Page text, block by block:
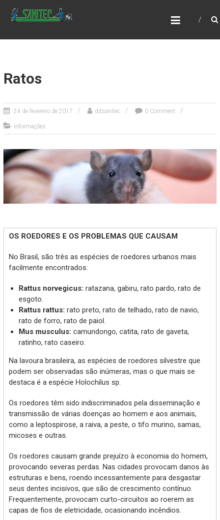
SANITEC DEDETIZADORA
Ratos
24 de fevereiro de 2017 ddsanitec 0 Comment
Informações
OS ROEDORES E OS PROBLEMAS QUE CAUSAM
No Brasil, são três as espécies de roedores urbanos mais
facilmente encontrados:
Rattus norvegicus: ratazana, gabiru, rato pardo, rato de
esgoto.
Rattus rattus: rato preto, rato de telhado, rato de navio,
rato de forro, rato de paiol.
Mus musculus: camundongo, catita, rato de gaveta,
ratinho, rato caseiro.
Na lavoura brasileira, as espécies de roedores silvestre que
podem ser observadas são inúmeras, mas o que mais se
destaca é a espécie Holochilus sp.
Os roedores têm sido indiscriminados pela disseminação e
transmissão de várias doenças ao homem e aos animais,
como a leptospirose, a raiva, a peste, o tifo murino, samas,
micoses e outras.
Os roedores causam grande prejuízo à economia do homem,
provocando severas perdas. Nas cidades provocam danos às
estruturas e bens, roendo incessantemente para desgastar
seus dentes incisivos, que são de crescimento contínuo.
Frequentemente, provocam curto-circuitos ao roerem as
capas de fios de eletricidade, ocasionando incêndios.